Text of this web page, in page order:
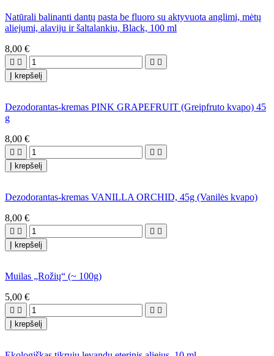
Natūrali balinanti dantų pasta be fluoro su aktyvuota anglimi, mėtų
aliejumi, alaviju ir šaltalankiu, Black, 100 ml
8,00 €
   
Į krepšelį
Dezodorantas-kremas PINK GRAPEFRUIT (Greipfruto kvapo) 45
g
8,00 €
   
Į krepšelį
Dezodorantas-kremas VANILLA ORCHID, 45g (Vanilės kvapo)
8,00 €
   
Į krepšelį
Muilas „Rožių“ (~ 100g)
5,00 €
   
Į krepšelį